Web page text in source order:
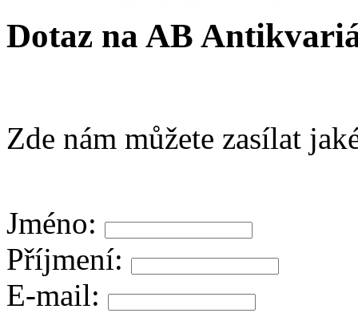
Dotaz na AB
Zde nám můžete zasílat
Jméno:
Příjmení:
E-mail: